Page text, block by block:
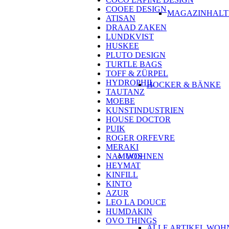
HOCKER & BÄNKE
WOHNEN
COOEE DESIGN
ATISAN
DRAAD ZAKEN
LUNDKVIST
HUSKEE
PLUTO DESIGN
TURTLE BAGS
TOFF & ZÜRPEL
HYDROPHIL
TAUTANZ
MOEBE
KUNSTINDUSTRIEN
HOUSE DOCTOR
PUIK
ROGER ORFEVRE
MERAKI
NAMUOS
HEYMAT
KINFILL
KINTO
AZUR
LEO LA DOUCE
HUMDAKIN
OVO THINGS